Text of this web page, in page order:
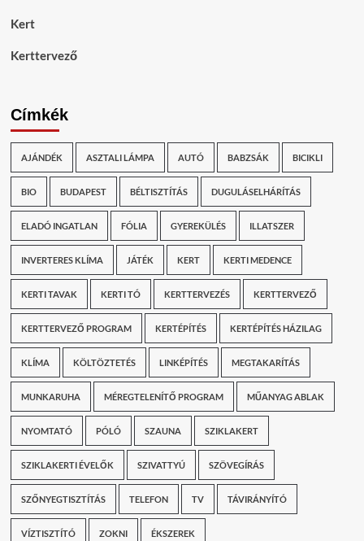
Kert
Kerttervező
Címkék
AJÁNDÉK ASZTALI LÁMPA AUTÓ BABZSÁK BICIKLI
BIO BUDAPEST BÉLTISZTÍTÁS DUGULÁSELHÁRÍTÁS
ELADÓ INGATLAN FÓLIA GYEREKÜLÉS ILLATSZER
INVERTERES KLÍMA JÁTÉK KERT KERTI MEDENCE
KERTI TAVAK KERTI TÓ KERTTERVEZÉS KERTTERVEZŐ
KERTTERVEZŐ PROGRAM KERTÉPÍTÉS KERTÉPÍTÉS HÁZILAG
KLÍMA KÖLTÖZTETÉS LINKÉPÍTÉS MEGTAKARÍTÁS
MUNKARUHA MÉREGTELENÍTŐ PROGRAM MŰANYAG ABLAK
NYOMTATÓ PÓLÓ SZAUNA SZIKLAKERT
SZIKLAKERTI ÉVELŐK SZIVATTYÚ SZÖVEGÍRÁS
SZŐNYEGTISZTÍTÁS TELEFON TV TÁVIRÁNYÍTÓ
VÍZTISZTÍTÓ ZOKNI ÉKSZEREK